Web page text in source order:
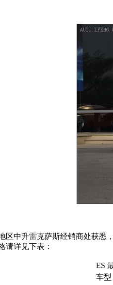
区中升雷克萨斯经销商处获悉
请详见下表：
ES
车型